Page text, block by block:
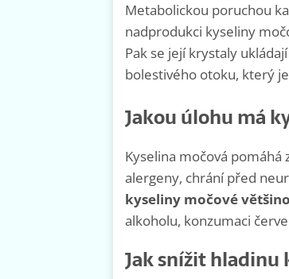
Metabolickou poruchou
nadprodukci kyseliny
Pak se její krystaly
bolestivého otoku, který
Jakou úlohu má
Kyselina močová pomáhá
alergeny, chrání před
kyseliny močové
alkoholu, konzumaci
Jak snížit hladinu